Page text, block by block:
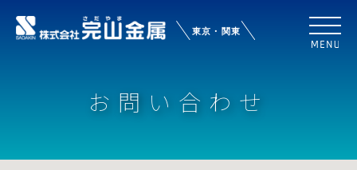
お問い合わせ